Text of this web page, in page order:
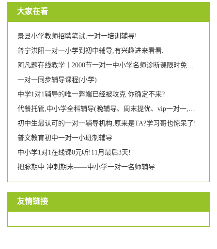
大家在看
景县小学教师招聘笔试,一对一培训辅导!
普宁洪阳一对一小学到初中辅导,有兴趣进来看看.
阿凡题在线教学丨2000节一对一中小学名师诊断课限时免费抢!
一对一同步辅导课程(小学)
中学1对1辅导的唯一弊端已经被攻克 你确定不来?
代餐托管,中小学全科辅导(晚辅导、周末提优、vip一对一,幼小衔接),家长们统统看过来喔!!!
初中生最认可的一对一辅导机构,原来是TA?学习哥也惊呆了!
普文教育初中一对一小班制辅导
中小学1对1在线课0元听!11月最后3天!
把脉期中 冲刺期末——中小学一对一名师辅导
友情链接